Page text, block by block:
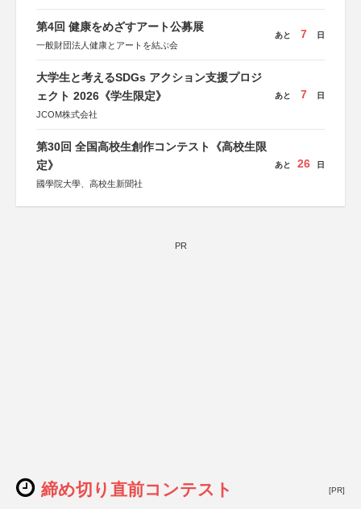
第4回 健康をめざすアート公募展
一般財団法人健康とアートを結ぶ会
あと 7 日
大学生と考えるSDGs アクション支援プロジ
ェクト 2026《学生限定》
JCOM株式会社
あと 7 日
第30回 全国高校生創作コンテスト《高校生限
定》
國學院大學、高校生新聞社
あと 26 日
PR
締め切り直前コンテスト [PR]